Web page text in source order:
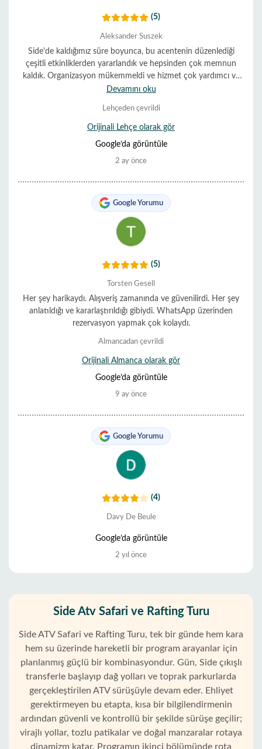
(5)
Aleksander Suszek
Side'de kaldığımız süre boyunca, bu acentenin düzenlediği
çeşitli etkinliklerden yararlandık ve hepsinden çok memnun
kaldık. Organizasyon mükemmeldi ve hizmet çok yardımcı ve
güler yüzlüydü. Her şey sorunsuz ve zamanında gerçekleşti.
Devamını oku
Lehçeden çevrildi
Orijinali Lehçe olarak gör
Google’da görüntüle
2 ay önce
Google Yorumu
(5)
Torsten Gesell
Her şey harikaydı. Alışveriş zamanında ve güvenilirdi. Her şey
anlatıldığı ve kararlaştırıldığı gibiydi. WhatsApp üzerinden
rezervasyon yapmak çok kolaydı.
Almancadan çevrildi
Orijinali Almanca olarak gör
Google’da görüntüle
9 ay önce
Google Yorumu
(4)
Davy De Beule
Google’da görüntüle
2 yıl önce
Side Atv Safari ve Rafting Turu
Side ATV Safari ve Rafting Turu, tek bir günde hem kara
hem su üzerinde hareketli bir program arayanlar için
planlanmış güçlü bir kombinasyondur. Gün, Side çıkışlı
transferle başlayıp dağ yolları ve toprak parkurlarda
gerçekleştirilen ATV sürüşüyle devam eder. Ehliyet
gerektirmeyen bu etapta, kısa bir bilgilendirmenin
ardından güvenli ve kontrollü bir şekilde sürüşe geçilir;
virajlı yollar, tozlu patikalar ve doğal manzaralar rotaya
dinamizm katar. Programın ikinci bölümünde rota